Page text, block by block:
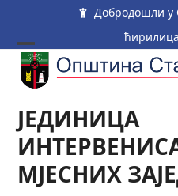
content
Добродошли у
ћирилица
Open
mobile
menu
Close
mobile
menu
ЈЕДИНИЦА
МЈЕСНИХ